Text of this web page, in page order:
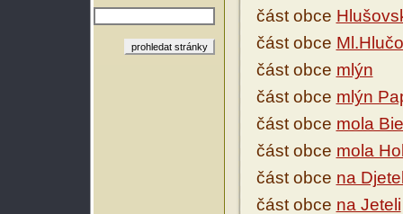
část obce
část obce
část obce mlýn
část obce mlýn
část obce mola
část obce mola
část obce na
část obce na Jeteli